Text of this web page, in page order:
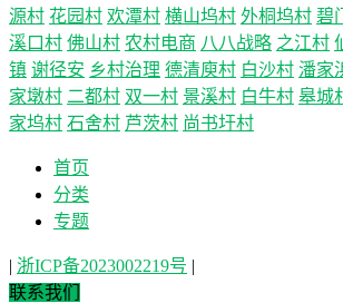
源村 花园村 欢潭村 横山坞村 外桐坞村 碧
溪口村 佛山村 农村电商 八八战略 之江村
镇 谢径安 乡村治理 德清庾村 白沙村 潘家
家墩村 二都村 双一村 景溪村 白牛村 皋城
家坞村 石舍村 芦茨村 尚书圩村
首页
分类
专题
| 浙ICP备2023002219号 |
联系我们